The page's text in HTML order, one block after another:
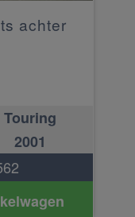
achter
Touring
2001